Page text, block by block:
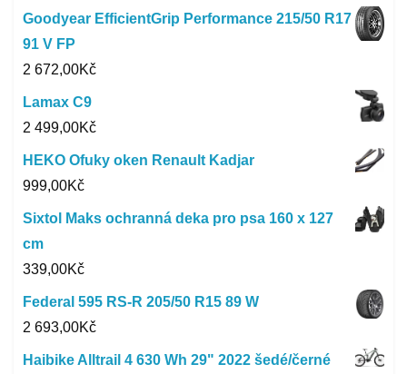
Goodyear EfficientGrip Performance 215/50 R17
91 V FP
2 672,00Kč
Lamax C9
2 499,00Kč
HEKO Ofuky oken Renault Kadjar
999,00Kč
Sixtol Maks ochranná deka pro psa 160 x 127
cm
339,00Kč
Federal 595 RS-R 205/50 R15 89 W
2 693,00Kč
Haibike Alltrail 4 630 Wh 29" 2022 šedé/černé